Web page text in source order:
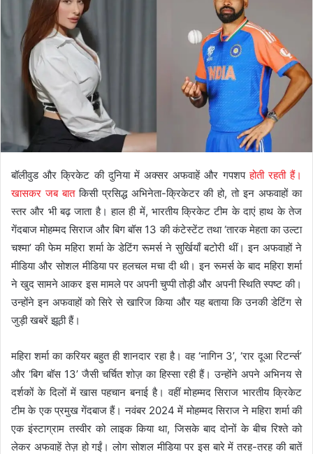
बॉलीवुड और क्रिकेट की दुनिया में अक्सर अफवाहें और गपशपहोती रहती हैं।
खासकर जब बातकिसी प्रसिद्ध अभिनेता-क्रिकेटर की हो, तो इन अफवाहों का
स्तर और भी बढ़ जाता है। हाल ही में, भारतीय क्रिकेट टीम के दाएं हाथ के तेज
गेंदबाज मोहम्मद सिराज और बिग बॉस 13 की कंटेस्टेंट तथा ‘तारक मेहता का उल्टा
चश्मा’ की फेम महिरा शर्मा के डेटिंग रूमर्स ने सुर्खियाँ बटोरी थीं। इन अफवाहों ने
मीडिया और सोशल मीडिया पर हलचल मचा दी थी। इन रूमर्स के बाद महिरा शर्मा
ने खुद सामने आकर इस मामले पर अपनी चुप्पी तोड़ी और अपनी स्थिति स्पष्ट की।
उन्होंने इन अफवाहों को सिरे से खारिज किया और यह बताया कि उनकी डेटिंग से
जुड़ी खबरें झूठी हैं।
महिरा शर्मा का करियर बहुत ही शानदार रहा है। वह ‘नागिन 3’, ‘रार दूआ रिटर्न्स’
और ‘बिग बॉस 13’ जैसी चर्चित शोज़ का हिस्सा रही हैं। उन्होंने अपने अभिनय से
दर्शकों के दिलों में खास पहचान बनाई है। वहीं मोहम्मद सिराज भारतीय क्रिकेट
टीम के एक प्रमुख गेंदबाज हैं। नवंबर 2024 में मोहम्मद सिराज ने महिरा शर्मा की
एक इंस्टाग्राम तस्वीर को लाइक किया था, जिसके बाद दोनों के बीच रिश्ते को
लेकर अफवाहें तेज़ हो गईं। लोग सोशल मीडिया पर इस बारे में तरह-तरह की बातें